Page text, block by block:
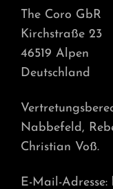
The Coro GbR
Kirchstraße 23
46519 Alpen
Deutschland
Nabbefeld,
Christian Voß.
E-Mail-Adresse: